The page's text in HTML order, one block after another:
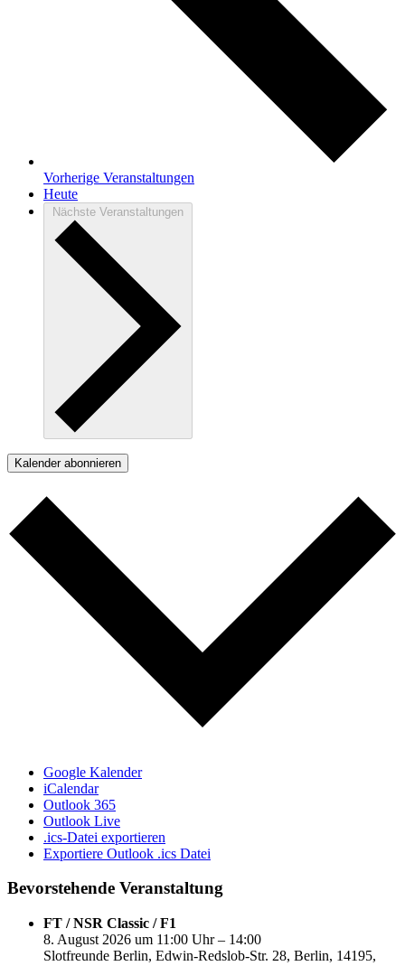
Vorherige Veranstaltungen
Heute
Nächste Veranstaltungen
Kalender abonnieren
Google Kalender
iCalendar
Outlook 365
Outlook Live
.ics-Datei exportieren
Exportiere Outlook .ics Datei
Bevorstehende Veranstaltung
FT / NSR Classic / F1
8. August 2026 um 11:00 Uhr – 14:00
Slotfreunde Berlin, Edwin-Redslob-Str. 28, Berlin, 14195,